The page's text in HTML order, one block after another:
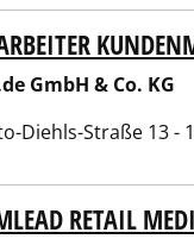
GmbH & Co. KG
Diehls-Straße 13 -
RETAIL